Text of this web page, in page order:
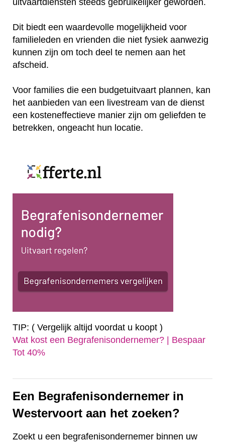
uitvaartdiensten steeds gebruikelijker geworden.
Dit biedt een waardevolle mogelijkheid voor
familieleden en vrienden die niet fysiek aanwezig
kunnen zijn om toch deel te nemen aan het
afscheid.
Voor families die een budgetuitvaart plannen, kan
het aanbieden van een livestream van de dienst
een kosteneffectieve manier zijn om geliefden te
betrekken, ongeacht hun locatie.
TIP: ( Vergelijk altijd voordat u koopt )
Wat kost een Begrafenisondernemer? | Bespaar
Tot 40%‎
Een Begrafenisondernemer in
Westervoort aan het zoeken?
Zoekt u een begrafenisondernemer binnen uw